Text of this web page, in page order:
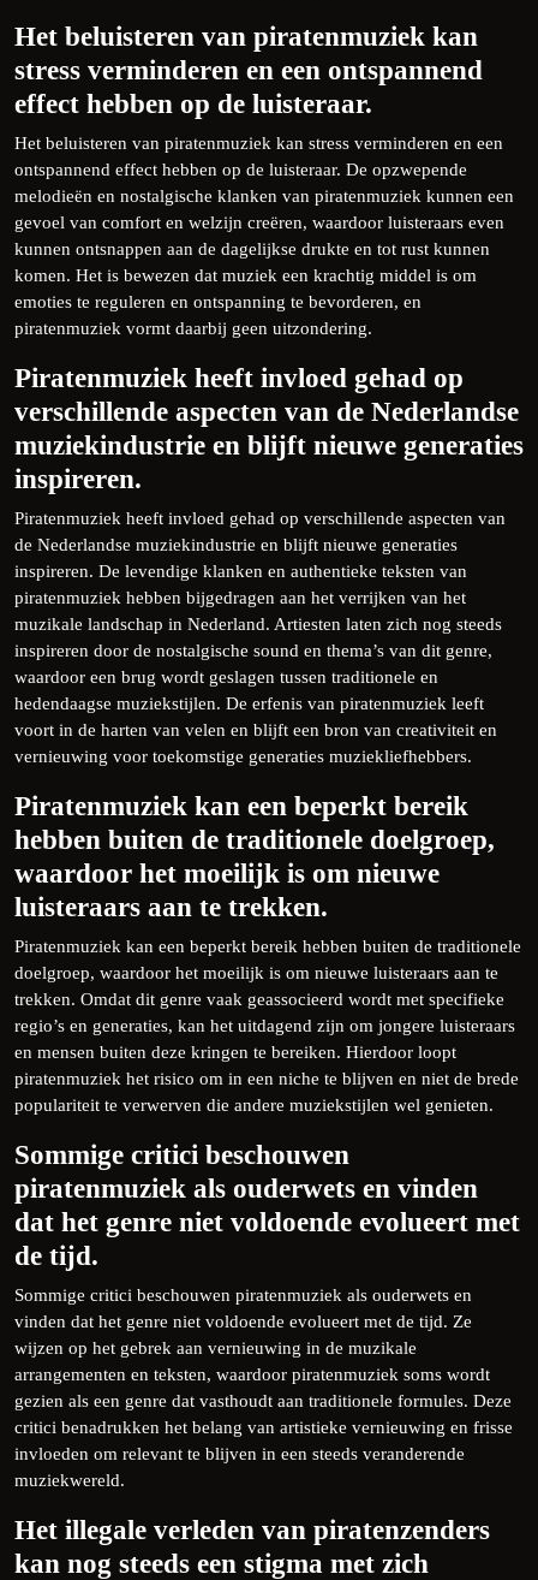
Het beluisteren van piratenmuziek kan
stress verminderen en een ontspannend
effect hebben op de luisteraar.
Het beluisteren van piratenmuziek kan stress verminderen en een
ontspannend effect hebben op de luisteraar. De opzwepende
melodieën en nostalgische klanken van piratenmuziek kunnen een
gevoel van comfort en welzijn creëren, waardoor luisteraars even
kunnen ontsnappen aan de dagelijkse drukte en tot rust kunnen
komen. Het is bewezen dat muziek een krachtig middel is om
emoties te reguleren en ontspanning te bevorderen, en
piratenmuziek vormt daarbij geen uitzondering.
Piratenmuziek heeft invloed gehad op
verschillende aspecten van de Nederlandse
muziekindustrie en blijft nieuwe generaties
inspireren.
Piratenmuziek heeft invloed gehad op verschillende aspecten van
de Nederlandse muziekindustrie en blijft nieuwe generaties
inspireren. De levendige klanken en authentieke teksten van
piratenmuziek hebben bijgedragen aan het verrijken van het
muzikale landschap in Nederland. Artiesten laten zich nog steeds
inspireren door de nostalgische sound en thema’s van dit genre,
waardoor een brug wordt geslagen tussen traditionele en
hedendaagse muziekstijlen. De erfenis van piratenmuziek leeft
voort in de harten van velen en blijft een bron van creativiteit en
vernieuwing voor toekomstige generaties muziekliefhebbers.
Piratenmuziek kan een beperkt bereik
hebben buiten de traditionele doelgroep,
waardoor het moeilijk is om nieuwe
luisteraars aan te trekken.
Piratenmuziek kan een beperkt bereik hebben buiten de traditionele
doelgroep, waardoor het moeilijk is om nieuwe luisteraars aan te
trekken. Omdat dit genre vaak geassocieerd wordt met specifieke
regio’s en generaties, kan het uitdagend zijn om jongere luisteraars
en mensen buiten deze kringen te bereiken. Hierdoor loopt
piratenmuziek het risico om in een niche te blijven en niet de brede
populariteit te verwerven die andere muziekstijlen wel genieten.
Sommige critici beschouwen
piratenmuziek als ouderwets en vinden
dat het genre niet voldoende evolueert met
de tijd.
Sommige critici beschouwen piratenmuziek als ouderwets en
vinden dat het genre niet voldoende evolueert met de tijd. Ze
wijzen op het gebrek aan vernieuwing in de muzikale
arrangementen en teksten, waardoor piratenmuziek soms wordt
gezien als een genre dat vasthoudt aan traditionele formules. Deze
critici benadrukken het belang van artistieke vernieuwing en frisse
invloeden om relevant te blijven in een steeds veranderende
muziekwereld.
Het illegale verleden van piratenzenders
kan nog steeds een stigma met zich